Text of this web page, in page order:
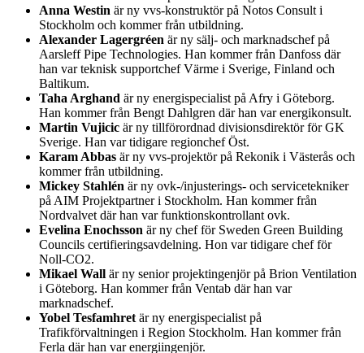
Anna Westin är ny vvs-konstruktör på Notos Consult i
Stockholm och kommer från utbildning.
Alexander Lagergréen är ny sälj- och marknadschef på
Aarsleff Pipe Technologies. Han kommer från Danfoss där
han var teknisk supportchef Värme i Sverige, Finland och
Baltikum.
Taha Arghand är ny energispecialist på Afry i Göteborg.
Han kommer från Bengt Dahlgren där han var energikonsult.
Martin Vujicic är ny tillförordnad divisionsdirektör för GK
Sverige. Han var tidigare regionchef Öst.
Karam Abbas är ny vvs-projektör på Rekonik i Västerås och
kommer från utbildning.
Mickey Stahlén är ny ovk-/injusterings- och servicetekniker
på AIM Projektpartner i Stockholm. Han kommer från
Nordvalvet där han var funktionskontrollant ovk.
Evelina Enochsson är ny chef för Sweden Green Building
Councils certifieringsavdelning. Hon var tidigare chef för
Noll-CO2.
Mikael Wall är ny senior projektingenjör på Brion Ventilation
i Göteborg. Han kommer från Ventab där han var
marknadschef.
Yobel Tesfamhret är ny energispecialist på
Trafikförvaltningen i Region Stockholm. Han kommer från
Ferla där han var energiingenjör.